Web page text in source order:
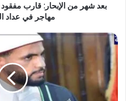
مهاجر في عداد